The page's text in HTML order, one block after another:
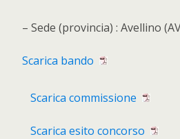
– Sede (provincia) : Avellino
Scarica bando
Scarica commissione
Scarica esito concorso